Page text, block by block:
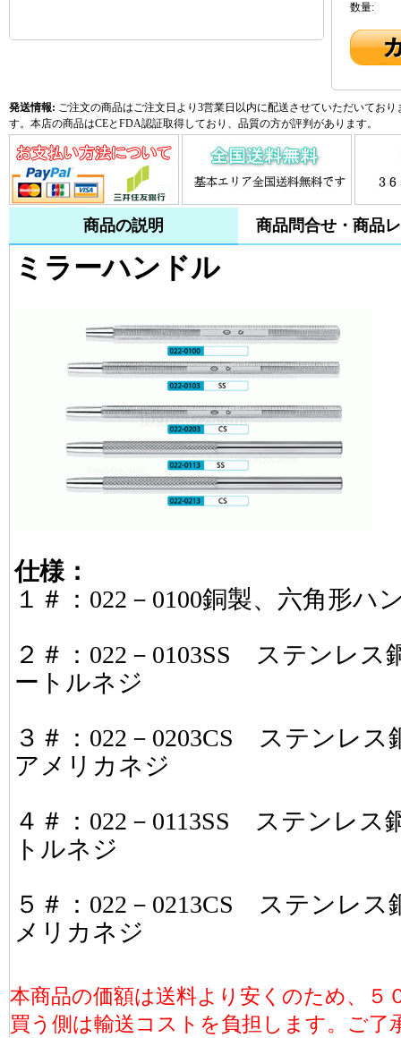
数量:
発送情報: ご注文の商品はご注文日より3営業日以内に配送させていただいてお
す。本店の商品はCEとFDA認証取得しており、品質の方が評判があります。
商品の説明 商品問合せ・商品
ミラーハンドル
仕様：
１＃：022－0100銅製、六角形ハ
２＃：022－0103SS ステンレ
ートルネジ
３＃：022－0203CS ステンレ
アメリカネジ
４＃：022－0113SS ステンレ
トルネジ
５＃：022－0213CS ステンレ
メリカネジ
本商品の価額は送料より安くのため、５
買う側は輸送コストを負担します。ご了